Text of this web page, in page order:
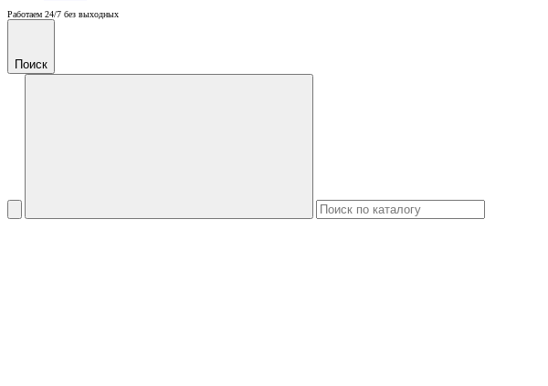
Работаем 24/7 без выходных
Поиск